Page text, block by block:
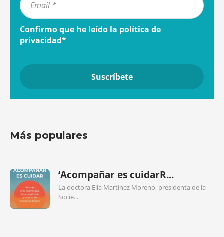
Confirmo que he leído la política de
privacidad*
Más populares
‘Acompañar es cuidarR...
La doctora Elia Martínez Moreno, presidenta de la
Socie...